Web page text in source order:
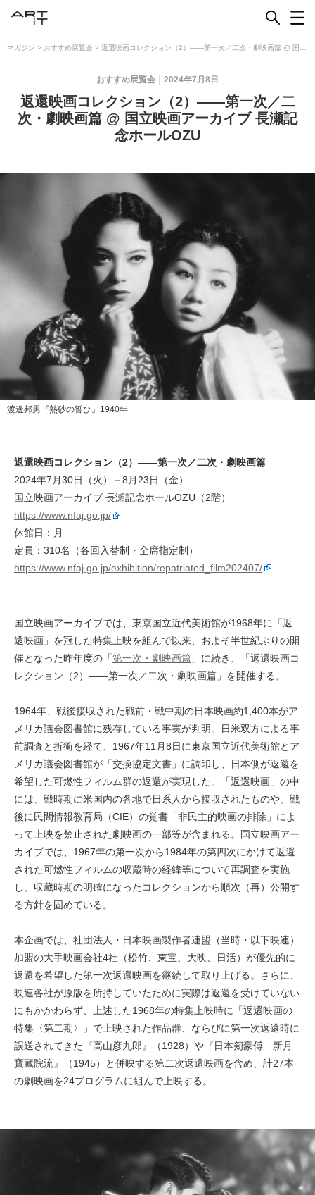
マガジン > おすすめ展覧会 > 返還映画コレクション（2）――第一次／二次・劇映画篇 @ 国立
2024年7月8日
おすすめ展覧会
返還映画コレクション（2）――第一次／二
次・劇映画篇 @ 国立映画アーカイブ 長瀬記
念ホールOZU
渡邊邦男『熱砂の誓ひ』1940年
返還映画コレクション（2）――第一次／二次・劇映画篇
2024年7月30日（火）－8月23日（金）
国立映画アーカイブ 長瀬記念ホールOZU（2階）
https://www.nfaj.go.jp/
休館日：月
定員：310名（各回入替制・全席指定制）
https://www.nfaj.go.jp/exhibition/repatriated_film202407/
国立映画アーカイブでは、東京国立近代美術館が1968年に「返
還映画」を冠した特集上映を組んで以来、およそ半世紀ぶりの開
催となった昨年度の「第一次・劇映画篇 」に続き、「返還映画コ
レクション（2）――第一次／二次・劇映画篇」を開催する。
1964年、戦後接収された戦前・戦中期の日本映画約1,400本がア
メリカ議会図書館に残存している事実が判明。日米双方による事
前調査と折衝を経て、1967年11月8日に東京国立近代美術館とア
メリカ議会図書館が「交換協定文書」に調印し、日本側が返還を
希望した可燃性フィルム群の返還が実現した。「返還映画」の中
には、戦時期に米国内の各地で日系人から接収されたものや、戦
後に民間情報教育局（CIE）の覚書「非民主的映画の排除」によ
って上映を禁止された劇映画の一部等が含まれる。国立映画アー
カイブでは、1967年の第一次から1984年の第四次にかけて返還
された可燃性フィルムの収蔵時の経緯等について再調査を実施
し、収蔵時期の明確になったコレクションから順次（再）公開す
る方針を固めている。
本企画では、社団法人・日本映画製作者連盟（当時・以下映連）
加盟の大手映画会社4社（松竹、東宝、大映、日活）が優先的に
返還を希望した第一次返還映画を継続して取り上げる。さらに、
映連各社が原版を所持していたために実際は返還を受けていない
にもかかわらず、上述した1968年の特集上映時に「返還映画の
特集〈第二期〉」で上映された作品群、ならびに第一次返還時に
誤送されてきた『高山彦九郎』（1928）や『日本剱豪傅 新月
寶藏院流』（1945）と併映する第二次返還映画を含め、計27本
の劇映画を24プログラムに組んで上映する。